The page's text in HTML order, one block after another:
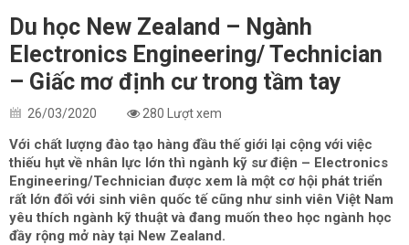
Du học New Zealand – Ngành
Electronics Engineering/ Technician
– Giấc mơ định cư trong tầm tay
26/03/2020 280 Lượt xem
Với chất lượng đào tạo hàng đầu thế giới lại cộng với việc
thiếu hụt về nhân lực lớn thì ngành kỹ sư điện – Electronics
Engineering/Technician được xem là một cơ hội phát triển
rất lớn đối với sinh viên quốc tế cũng như sinh viên Việt Nam
yêu thích ngành kỹ thuật và đang muốn theo học ngành học
đầy rộng mở này tại New Zealand.